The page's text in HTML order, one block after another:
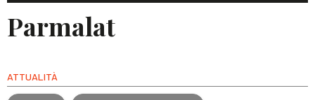
Parmalat
ATTUALITÀ